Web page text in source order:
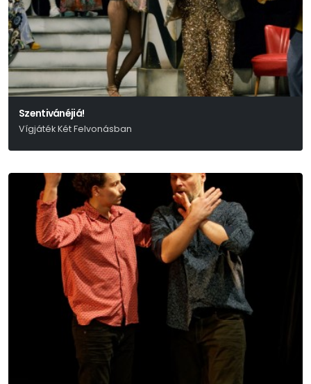
Szentivánéjiá!
Vígjáték Két Felvonásban